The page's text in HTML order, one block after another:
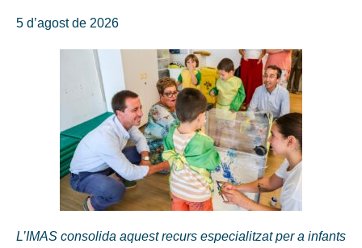
5 d’agost de 2026
L’IMAS consolida aquest recurs especialitzat per a infants